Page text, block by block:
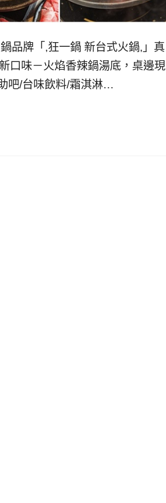
品牌「,狂一鍋 新台式火鍋,」真
口味－火焰香辣鍋湯底，桌邊現
吧/台味飲料/霜淇淋…